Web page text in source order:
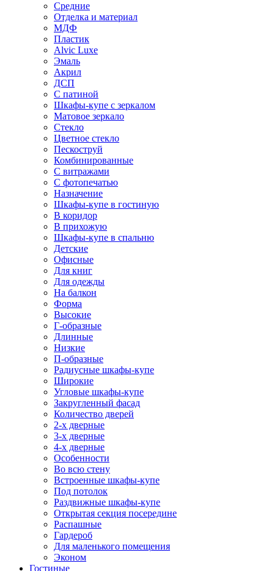
Средние
Отделка и материал
МДФ
Пластик
Alvic Luxe
Эмаль
Акрил
ДСП
С патиной
Шкафы-купе с зеркалом
Матовое зеркало
Стекло
Цветное стекло
Пескоструй
Комбинированные
С витражами
С фотопечатью
Назначение
Шкафы-купе в гостиную
В коридор
В прихожую
Шкафы-купе в спальню
Детские
Офисные
Для книг
Для одежды
На балкон
Форма
Высокие
Г-образные
Длинные
Низкие
П-образные
Радиусные шкафы-купе
Широкие
Угловые шкафы-купе
Закругленный фасад
Количество дверей
2-х дверные
3-х дверные
4-х дверные
Особенности
Во всю стену
Встроенные шкафы-купе
Под потолок
Раздвижные шкафы-купе
Открытая секция посередине
Распашные
Гардероб
Для маленького помещения
Эконом
Гостиные